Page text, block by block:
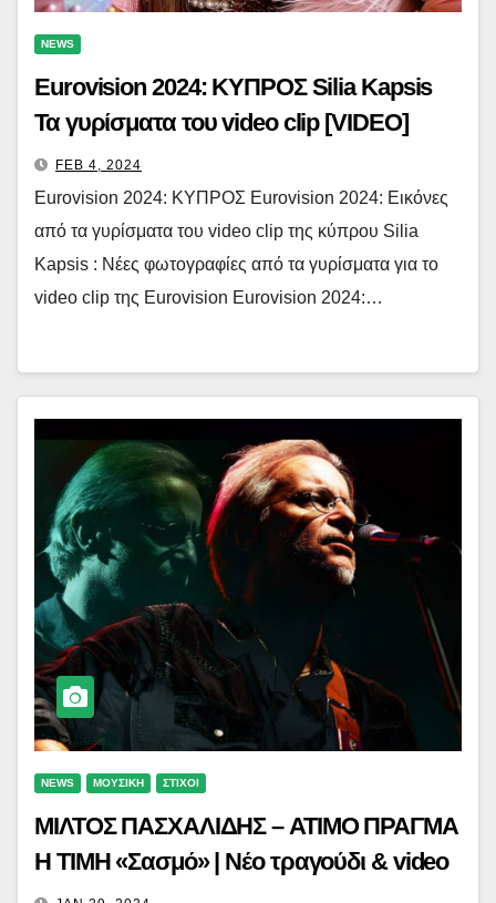
NEWS
Eurovision 2024: ΚΥΠΡΟΣ Silia Kapsis
Τα γυρίσματα του video clip [VIDEO]
FEB 4, 2024
Eurovision 2024: ΚΥΠΡΟΣ Eurovision 2024: Εικόνες
από τα γυρίσματα του video clip της κύπρου Silia
Kapsis : Νέες φωτογραφίες από τα γυρίσματα για το
video clip της Eurovision Eurovision 2024:…
NEWS ΜΟΥΣΙΚΗ ΣΤΙΧΟΙ
ΜΙΛΤΟΣ ΠΑΣΧΑΛΙΔΗΣ – ΑΤΙΜΟ ΠΡΑΓΜΑ
Η ΤΙΜΗ «Σασμό» | Νέο τραγούδι & video